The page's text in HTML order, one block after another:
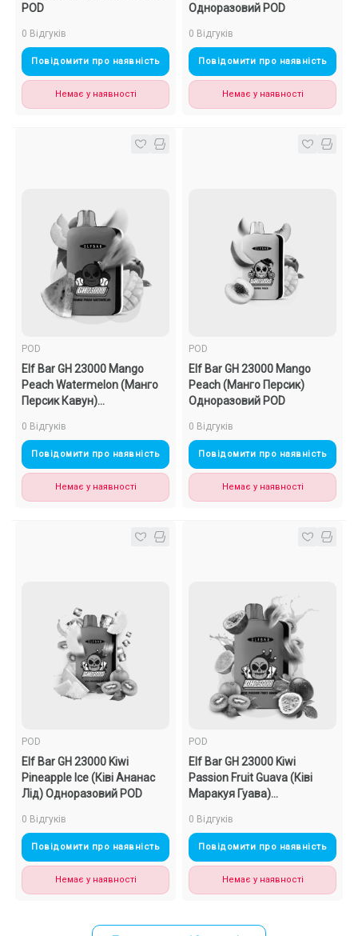
POD
0 Відгуків
Повідомити про наявність
Немає у наявності
Одноразовий POD
0 Відгуків
Повідомити про наявність
Немає у наявності
POD
Elf Bar GH 23000 Mango
Peach Watermelon (Манго
Персик Кавун)
0 Відгуків
Повідомити про наявність
Немає у наявності
POD
Elf Bar GH 23000 Mango
Peach (Манго Персик)
Одноразовий POD
0 Відгуків
Повідомити про наявність
Немає у наявності
POD
Elf Bar GH 23000 Kiwi
Pineapple Ice (Ківі Ананас
Лід) Одноразовий POD
0 Відгуків
Повідомити про наявність
Немає у наявності
POD
Elf Bar GH 23000 Kiwi
Passion Fruit Guava (Ківі
Маракуя Гуава)
0 Відгуків
Повідомити про наявність
Немає у наявності